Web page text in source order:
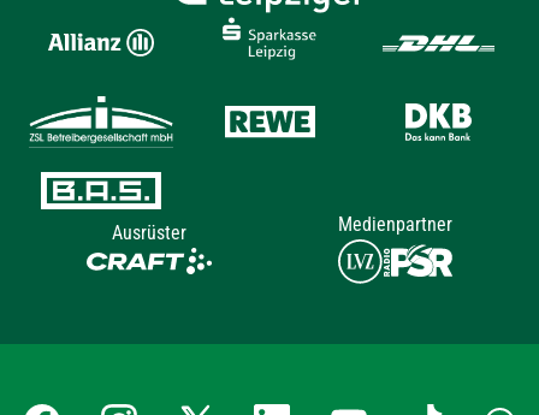
Ausrüster Medienpartner